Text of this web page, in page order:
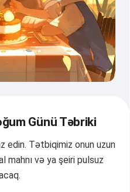
Günü Təbriki
edin. Tətbiqimiz onun uzun
mahnı və ya şeiri pulsuz